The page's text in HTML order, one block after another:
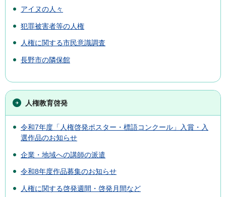
アイヌの人々
犯罪被害者等の人権
人権に関する市民意識調査
長野市の隣保館
人権教育啓発
令和7年度「人権啓発ポスター・標語コンクール」入賞・入
選作品のお知らせ
企業・地域への講師の派遣
令和8年度作品募集のお知らせ
人権に関する啓発週間・啓発月間など